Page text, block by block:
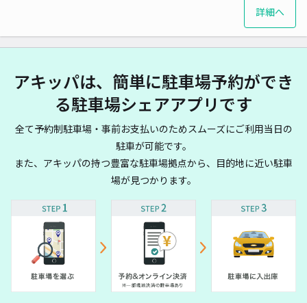
詳細へ
アキッパは、簡単に駐車場予約ができ
る駐車場シェアアプリです
全て予約制駐車場・事前お支払いのためスムーズにご利用当日の
駐車が可能です。
また、アキッパの持つ豊富な駐車場拠点から、目的地に近い駐車
場が見つかります。